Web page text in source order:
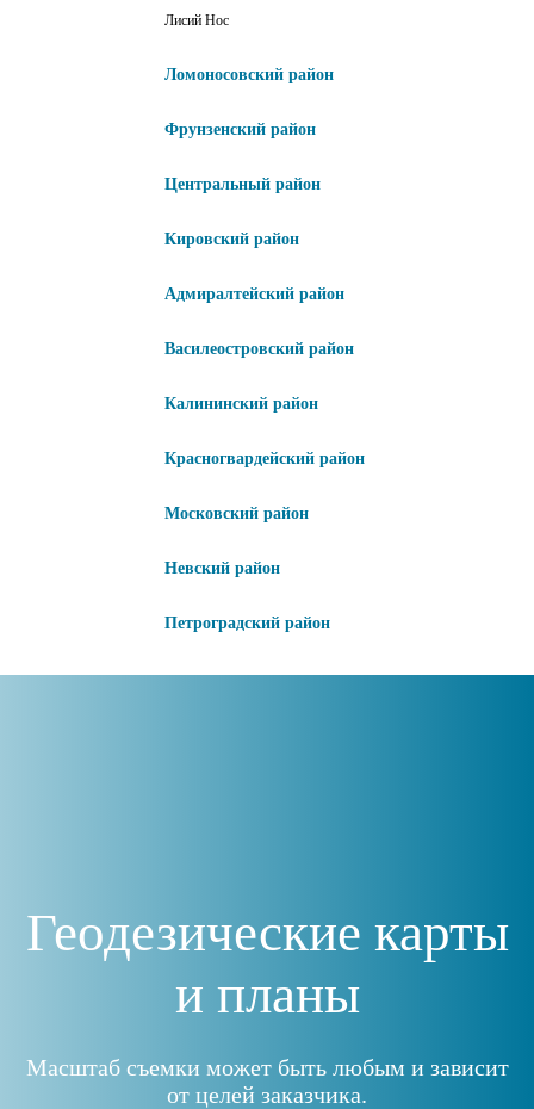
Лисий Нос
Ломоносовский район
Фрунзенский район
Центральный район
Кировский район
Адмиралтейский район
Василеостровский район
Калининский район
Красногвардейский район
Московский район
Невский район
Петроградский район
Геодезические карты
и планы
Масштаб съемки может быть любым и зависит
от целей заказчика.